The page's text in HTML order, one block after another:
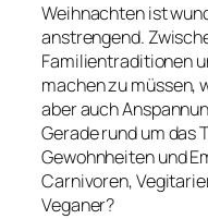
Weihnachten ist
anstrengend.
Familientraditionen
machen zu müssen,
aber auch
Gerade rund um das
Gewohnheiten und
Carnivoren,
Veganer?